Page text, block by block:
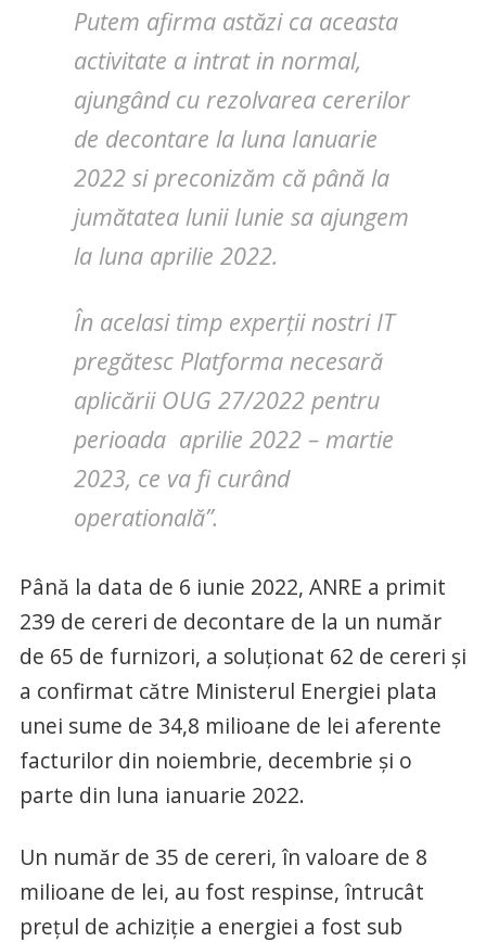
Putem afirma astăzi ca aceasta
activitate a intrat in normal,
ajungând cu rezolvarea cererilor
de decontare la luna Ianuarie
2022 si preconizăm că până la
jumătatea lunii Iunie sa ajungem
la luna aprilie 2022.
În acelasi timp experții nostri IT
pregătesc Platforma necesară
aplicării OUG 27/2022 pentru
perioada aprilie 2022 – martie
2023, ce va fi curând
operatională”.
Până la data de 6 iunie 2022, ANRE a primit
239 de cereri de decontare de la un număr
de 65 de furnizori, a soluţionat 62 de cereri şi
a confirmat către Ministerul Energiei plata
unei sume de 34,8 milioane de lei aferente
facturilor din noiembrie, decembrie şi o
parte din luna ianuarie 2022.
Un număr de 35 de cereri, în valoare de 8
milioane de lei, au fost respinse, întrucât
preţul de achiziţie a energiei a fost sub